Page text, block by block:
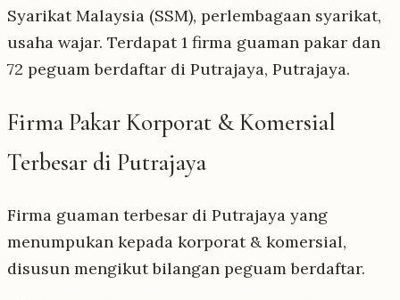
Syarikat Malaysia (SSM), perlembagaan syarikat,
usaha wajar. Terdapat 1 firma guaman pakar dan
72 peguam berdaftar di Putrajaya, Putrajaya.
Firma Pakar Korporat & Komersial
Terbesar di Putrajaya
Firma guaman terbesar di Putrajaya yang
menumpukan kepada korporat & komersial,
disusun mengikut bilangan peguam berdaftar.